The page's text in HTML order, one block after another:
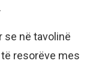
se në tavolinë
resorëve mes